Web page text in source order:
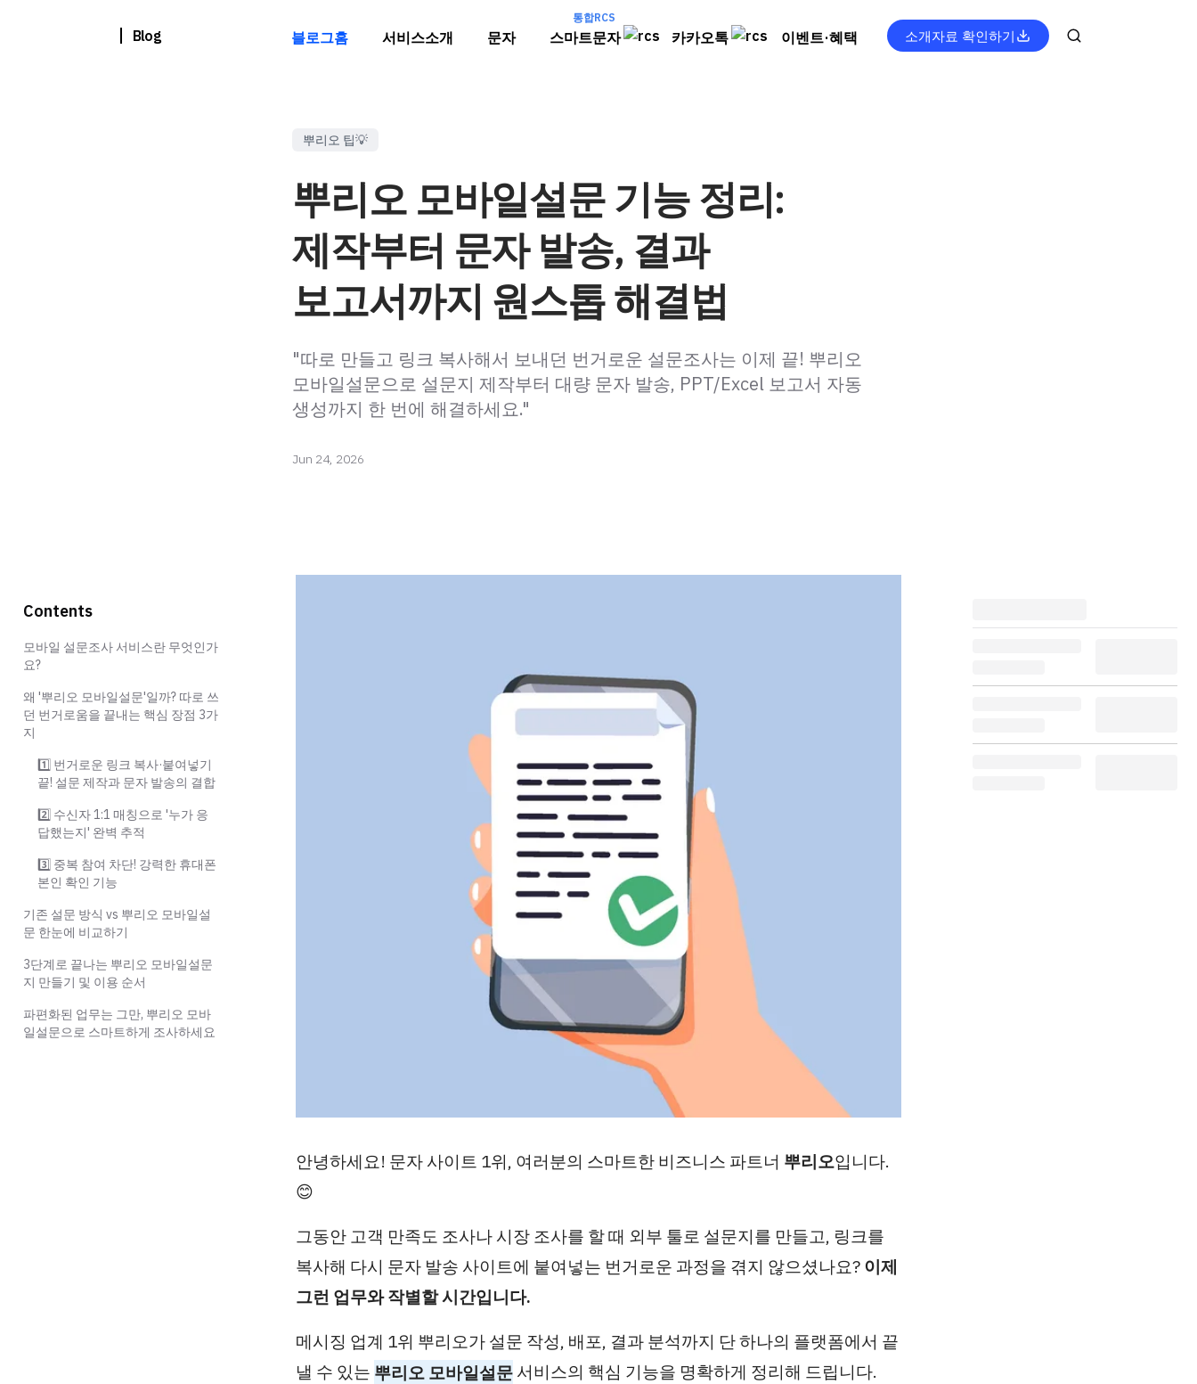
Blog 블로그홈 서비스소개 문자 스마트문자
통합RCS
카카오톡 이벤트·혜택 소개자료 확인하기
뿌리오 팁💡
뿌리오 모바일설문 기능 정리:
제작부터 문자 발송, 결과
보고서까지 원스톱 해결법
"따로 만들고 링크 복사해서 보내던 번거로운 설문조사는 이제 끝! 뿌리오
모바일설문으로 설문지 제작부터 대량 문자 발송, PPT/Excel 보고서 자동
생성까지 한 번에 해결하세요."
Jun 24, 2026
안녕하세요! 문자 사이트 1위, 여러분의 스마트한 비즈니스 파트너 뿌리오입니다.
😊
그동안 고객 만족도 조사나 시장 조사를 할 때 외부 툴로 설문지를 만들고, 링크를
복사해 다시 문자 발송 사이트에 붙여넣는 번거로운 과정을 겪지 않으셨나요? 이제
그런 업무와 작별할 시간입니다.
메시징 업계 1위 뿌리오가 설문 작성, 배포, 결과 분석까지 단 하나의 플랫폼에서 끝
낼 수 있는 뿌리오 모바일설문 서비스의 핵심 기능을 명확하게 정리해 드립니다.
Contents
모바일 설문조사 서비스란 무엇인가
요?
왜 '뿌리오 모바일설문'일까? 따로 쓰
던 번거로움을 끝내는 핵심 장점 3가
지
1️⃣ 번거로운 링크 복사·붙여넣기
끝! 설문 제작과 문자 발송의 결합
2️⃣ 수신자 1:1 매칭으로 '누가 응
답했는지' 완벽 추적
3️⃣ 중복 참여 차단! 강력한 휴대폰
본인 확인 기능
기존 설문 방식 vs 뿌리오 모바일설
문 한눈에 비교하기
3단계로 끝나는 뿌리오 모바일설문
지 만들기 및 이용 순서
파편화된 업무는 그만, 뿌리오 모바
일설문으로 스마트하게 조사하세요